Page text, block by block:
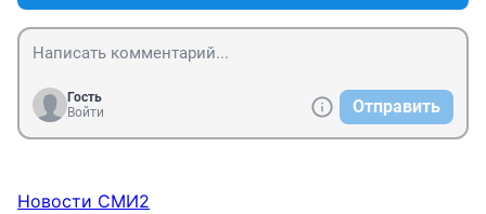
Гость
Войти
Отправить
Новости СМИ2